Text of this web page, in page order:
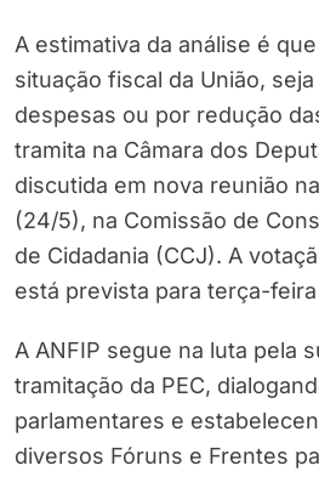
A estimativa da análise é
situação fiscal da União,
despesas ou por redução
tramita na Câmara dos
discutida em nova reunião
(24/5), na Comissão de
de Cidadania (CCJ). A
está prevista para terça-
A ANFIP segue na luta pela
tramitação da PEC,
parlamentares e
diversos Fóruns e Frentes